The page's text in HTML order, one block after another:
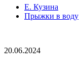
Е. Кузина
Прыжки в воду
20.06.2024